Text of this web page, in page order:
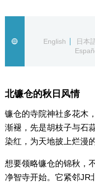
日本信息库
日本一瞥
人物访谈
东京
English
日本
北镰仓的秋日风情
镰仓的寺院神社多花木
渐褪，先是胡枝子与石
染红，为天地披上烂漫
想要领略镰仓的锦秋，
净智寺开始。它紧邻JR